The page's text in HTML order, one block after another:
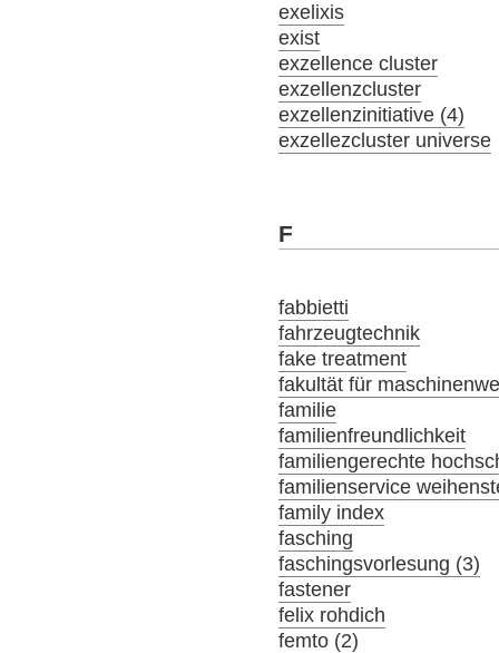
exelixis
exist
exzellence cluster
exzellenzcluster
exzellenzinitiative (4)
exzellezcluster universe
F
fabbietti
fahrzeugtechnik
fake treatment
fakultät für
familie
familienfreundlichkeit
familiengerechte
familienservice
family index
fasching
faschingsvorlesung (3)
fastener
felix rohdich
femto (2)